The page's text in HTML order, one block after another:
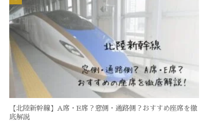
【北陸新幹線】A席・E席？窓側・通路側？おすすめ座席を徹
底解説